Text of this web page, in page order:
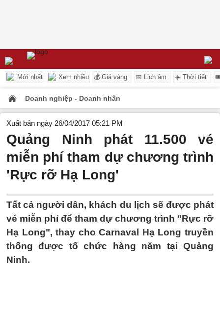
Mới nhất Xem nhiều 💰 Giá vàng 📅 Lịch âm ☀️ Thời tiết
Doanh nghiệp - Doanh nhân
Xuất bản ngày 26/04/2017 05:21 PM
Quảng Ninh phát 11.500 vé
miễn phí tham dự chương trình
'Rực rỡ Hạ Long'
Tất cả người dân, khách du lịch sẽ được phát
vé miễn phí để tham dự chương trình "Rực rỡ
Hạ Long", thay cho Carnaval Hạ Long truyền
thống được tổ chức hàng năm tại Quảng
Ninh.